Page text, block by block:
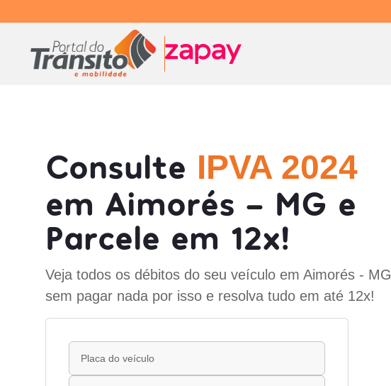
Consulte IPVA 2024
em Aimorés - MG e
Parcele em 12x!
Veja todos os débitos do seu veículo em Aimorés - MG
sem pagar nada por isso e resolva tudo em até 12x!